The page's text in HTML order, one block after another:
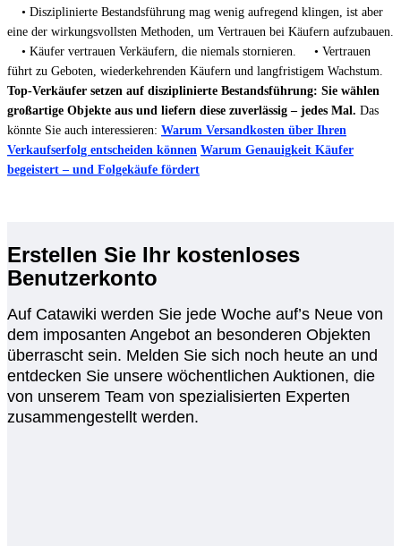
• Disziplinierte Bestandsführung mag wenig aufregend klingen, ist aber
eine der wirkungsvollsten Methoden, um Vertrauen bei Käufern aufzubauen.
• Käufer vertrauen Verkäufern, die niemals stornieren.
• Vertrauen
führt zu Geboten, wiederkehrenden Käufern und langfristigem Wachstum.
Top-Verkäufer setzen auf disziplinierte Bestandsführung: Sie wählen
großartige Objekte aus und liefern diese zuverlässig – jedes Mal. Das
könnte Sie auch interessieren: Warum Versandkosten über Ihren
Verkaufserfolg entscheiden können Warum Genauigkeit Käufer
begeistert – und Folgekäufe fördert
Erstellen Sie Ihr kostenloses
Benutzerkonto
Auf Catawiki werden Sie jede Woche auf’s Neue von
dem imposanten Angebot an besonderen Objekten
überrascht sein. Melden Sie sich noch heute an und
entdecken Sie unsere wöchentlichen Auktionen, die
von unserem Team von spezialisierten Experten
zusammengestellt werden.